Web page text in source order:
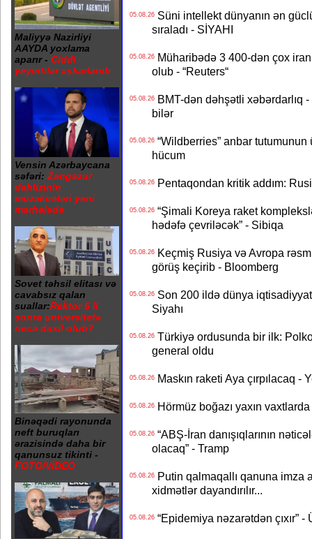
Maliyyə Nazirliyi
AAYDA yoxlama
aparır - Ciddi
yeyintilər aşkarlanıb
Vensin Azərbaycana
səfəri: Zəngəzur
dəhlizinin
müzakirələri yeni
mərhələdə
Sovet təhsil elitası və
cavabsız qalan
suallar:Rektor 6 il
sonra universitetə
necə daxil olub?
Binəqədi rayonunda
neft buruqları
ərazisində daha bir
qanunsuz tikinti -
FOTO/VİDEO
05.08.26Süni intellekt dünyanın ən
sıraladı - SİYAHI
05.08.26Müharibədə 3 400-dən çox
olub - “Reuters“
05.08.26BMT-dən dəhşətli xəbərdarlıq
bilər
05.08.26“Wildberries” anbar tutumunun
hücum
05.08.26Pentaqondan kritik addım:
05.08.26“Şimali Koreya raket
hədəfə çevriləcək” - Sibiqa
05.08.26Keçmiş Rusiya və Avropa
görüş keçirib - Bloomberg
05.08.26Son 200 ildə dünya
Siyahı
05.08.26Türkiyə ordusunda bir ilk:
general oldu
05.08.26Maskın raketi Aya çırpılacaq -
05.08.26Hörmüz boğazı yaxın
05.08.26“ABŞ-İran danışıqlarının
olacaq” - Tramp
05.08.26Putin qalmaqallı qanuna imza
xidmətlər dayandırılır...
05.08.26“Epidemiya nəzarətdən çıxır” -